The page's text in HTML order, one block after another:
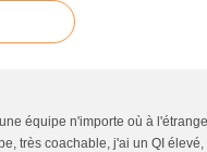
équipe n'importe où à
très coachable, j'ai un QI